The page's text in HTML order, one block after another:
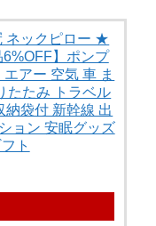
ネックピロー ★
】ポンプ
アー 空気 車 ま
たたみ トラベル
納袋付 新幹線 出
ョン 安眠グッズ
ト